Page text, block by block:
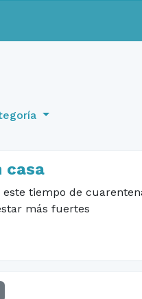
casa
tiempo de
más fuertes